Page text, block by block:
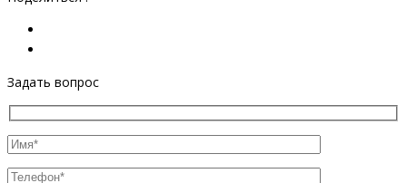
Задать вопрос